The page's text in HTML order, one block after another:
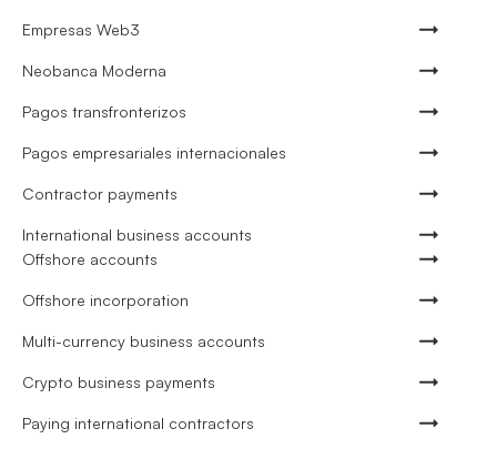
Empresas Web3
Neobanca Moderna
Pagos transfronterizos
Pagos empresariales internacionales
Contractor payments
International business accounts
Offshore accounts
Offshore incorporation
Multi-currency business accounts
Crypto business payments
Paying international contractors